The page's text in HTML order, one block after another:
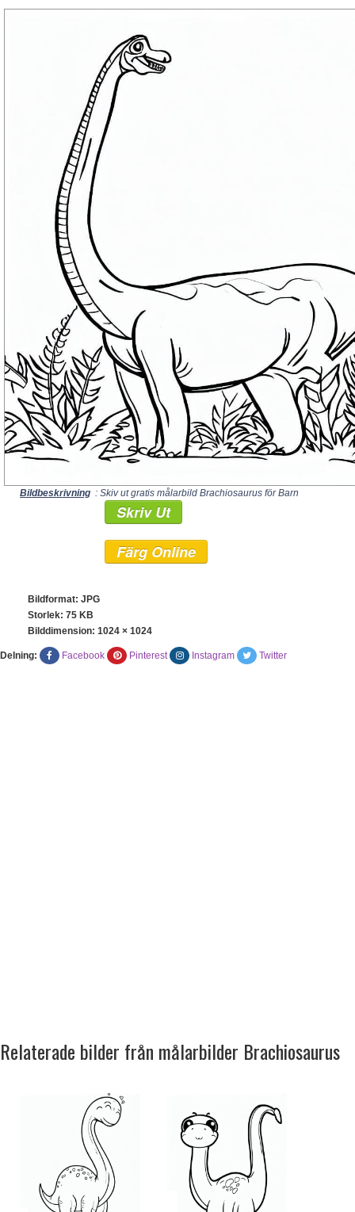
Bildbeskrivning : Skiv ut gratis målarbild Brachiosaurus för Barn
Skriv Ut
Färg Online
Bildformat: JPG
Storlek: 75 KB
Bilddimension: 1024 × 1024
Delning: Facebook Pinterest Instagram Twitter
Relaterade bilder från målarbilder Brachiosaurus